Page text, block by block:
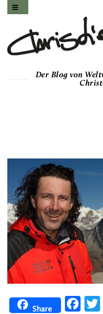
Der Blog von
Share